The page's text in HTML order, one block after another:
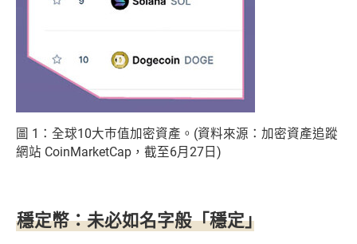
圖 1：全球10大巿值加密資產。(資料來源：加密資產追蹤
網站 CoinMarketCap，截至6月27日)
穩定幣：未必如名字般「穩定」